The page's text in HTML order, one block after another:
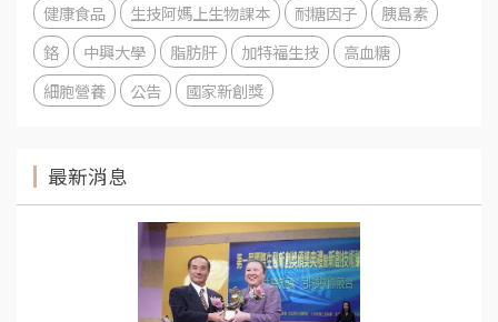
健康食品
生技阿媽上生物課本 耐糖因子
胰島素
鉻
中興大學 脂肪肝 加特福生技
高血糖
細胞營養
公告 國家新創獎
最新消息